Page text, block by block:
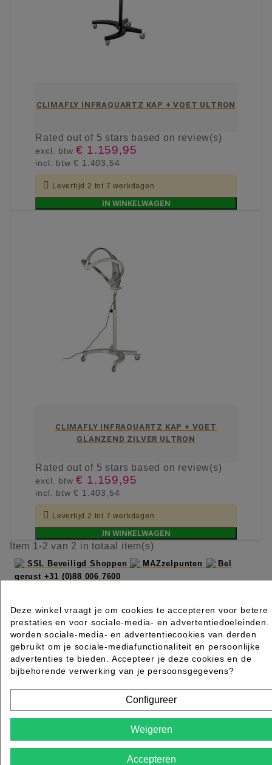
CLIMAFLY INFRAQUARTZ KAP + VOET ULTRON
Ratedout of 5 stars based on review(s)
excl. btw€ 1.159,95
incl. btw€ 1.403,54
 Levertijd 2 tot 7 werkdagen
IN WINKELWAGEN
CLIMAFLY INFRAQUARTZ KAP + VOET
GLANZEND ZILVER ULTRON
Ratedout of 5 stars based on review(s)
excl. btw€ 1.159,95
incl. btw€ 1.403,54
 Levertijd 2 tot 7 werkdagen
IN WINKELWAGEN
Item 1-2 van 2 in totaal item(s)
SSL Beveiligd Shoppen MAZzelpunten
Bel
gerust +31 (0)88 006 7600
MAZ Beautyland onderdeel van MSK
Ambacht 6
5301KW Zaltbommel
Ambacht 6 5301 KW Zaltbommel
Adres:Dotterbloemstraat 20 3053 JV Rotterdam
Deze winkel vraagt je om cookies te accepteren voor betere
prestaties en voor sociale-media- en advertentiedoeleinden.
worden sociale-media- en advertentiecookies van derden
gebruikt om je sociale-mediafunctionaliteit en persoonlijke
advertenties te bieden. Accepteer je deze cookies en de
bijbehorende verwerking van je persoonsgegevens?
Configureer
Weigeren
Accepteren